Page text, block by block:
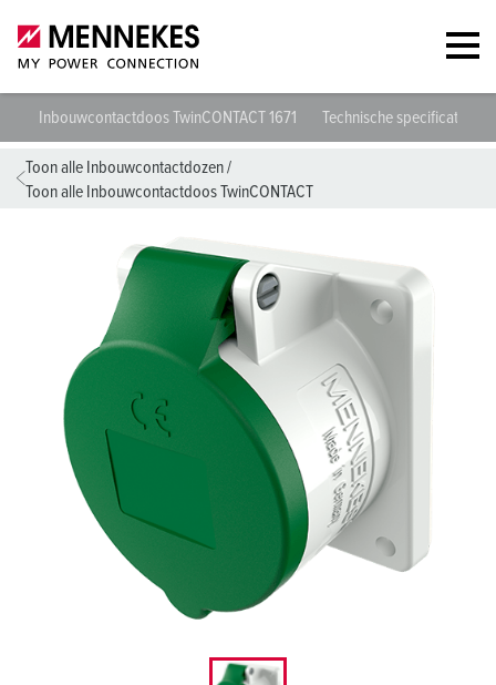
Inbouwcontactdoos TwinCONTACT 1671 Technische specificaties
Toon alle Inbouwcontactdozen/
Toon alle Inbouwcontactdoos TwinCONTACT